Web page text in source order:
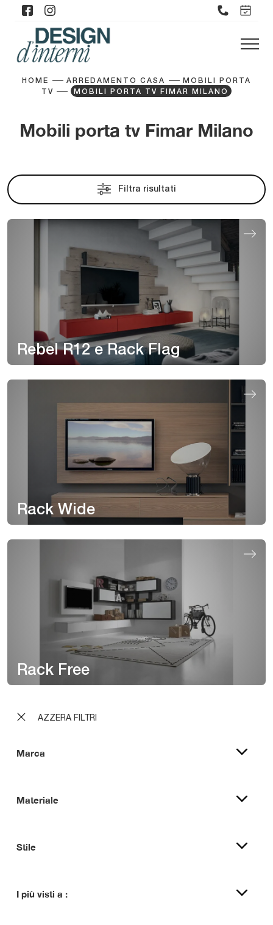
HOME ARREDAMENTO CASA
MOBILI PORTA
TV
MOBILI PORTA TV FIMAR MILANO
Mobili porta tv Fimar Milano
AZZERA FILTRI
Marca
Materiale
Stile
I più visti a :
Filtra risultati
Rebel R12 e Rack Flag
Rack Wide
Rack Free